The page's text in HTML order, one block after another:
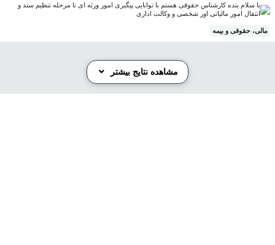
با سلام بنده کارشناس حقوقی هستم با توانایی پیگیری امور ورثه ای تا مرحله تنظیم سند و
انتقال امور مالیاتی اور شخصی و وکالت اداری
مالی، حقوقی و بیمه
مشاهده نتایج بیشتر